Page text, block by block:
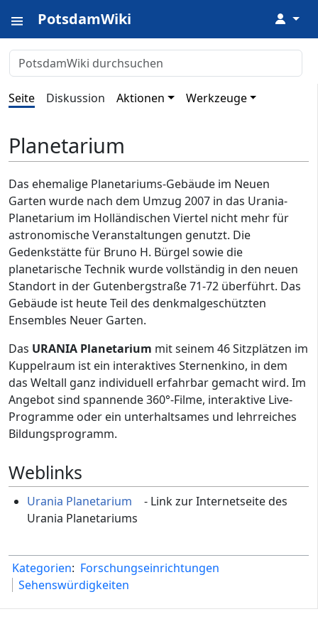
PotsdamWiki ↓
Seite Diskussion Aktionen Werkzeuge
Planetarium
Das ehemalige Planetariums-Gebäude im Neuen
Garten wurde nach dem Umzug 2007 in das Urania-
Planetarium im Holländischen Viertel nicht mehr für
astronomische Veranstaltungen genutzt. Die
Gedenkstätte für Bruno H. Bürgel sowie die
planetarische Technik wurde vollständig in den neuen
Standort in der Gutenbergstraße 71-72 überführt. Das
Gebäude ist heute Teil des denkmalgeschützten
Ensembles Neuer Garten.
Das URANIA Planetarium mit seinem 46 Sitzplätzen im
Kuppelraum ist ein interaktives Sternenkino, in dem
das Weltall ganz individuell erfahrbar gemacht wird. Im
Angebot sind spannende 360°-Filme, interaktive Live-
Programme oder ein unterhaltsames und lehrreiches
Bildungsprogramm.
Weblinks
Urania Planetarium
- Link zur Internetseite des
Urania Planetariums
Kategorien: Forschungseinrichtungen
Sehenswürdigkeiten